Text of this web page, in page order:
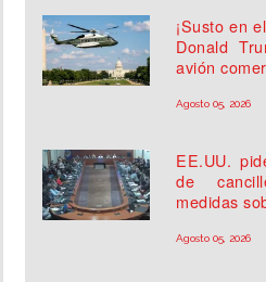
¡Susto en
Donald
avión
Agosto 05, 2026
EE.UU.
de
medidas
Agosto 05, 2026